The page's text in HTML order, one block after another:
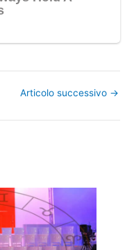
Articolo successivo →